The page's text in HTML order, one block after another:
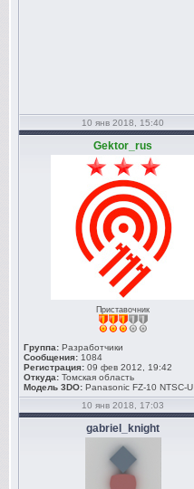
10 янв 2018, 15:40
Gektor_rus
Приставочник
Группа: Разработчики
Сообщения: 1084
Регистрация: 09 фев 2012, 19:42
Откуда: Томская область
Модель 3DO: Panasonic FZ-10 NTSC-U
10 янв 2018, 17:03
gabriel_knight